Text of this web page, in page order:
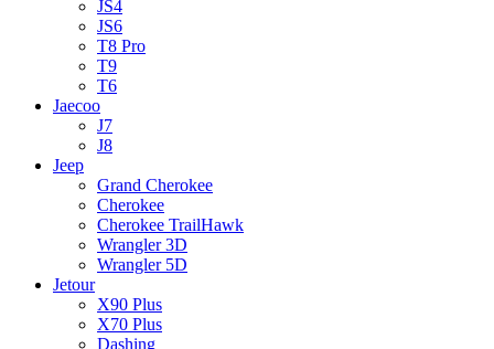
JS4
JS6
T8 Pro
T9
T6
Jaecoo
J7
J8
Jeep
Grand Cherokee
Cherokee
Cherokee TrailHawk
Wrangler 3D
Wrangler 5D
Jetour
X90 Plus
X70 Plus
Dashing